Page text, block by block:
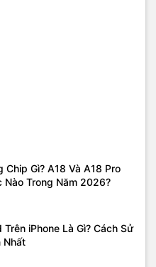
Chip Gì? A18 Và A18 Pro
Nào Trong Năm 2026?
iPhone Là Gì? Cách Sử
Nhất